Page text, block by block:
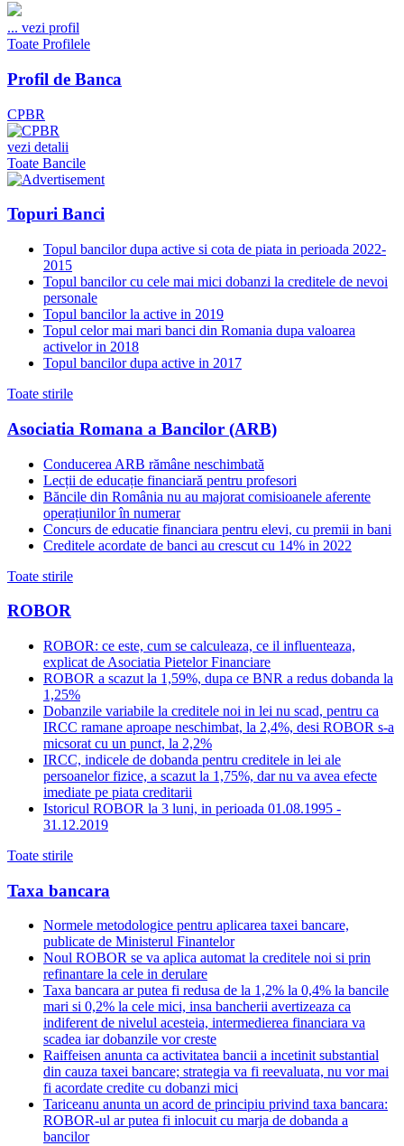
... vezi profil
Toate Profilele
Profil de Banca
CPBR
vezi detalii
Toate Bancile
Topuri Banci
Topul bancilor dupa active si cota de piata in perioada 2022-
2015
Topul bancilor cu cele mai mici dobanzi la creditele de nevoi
personale
Topul bancilor la active in 2019
Topul celor mai mari banci din Romania dupa valoarea
activelor in 2018
Topul bancilor dupa active in 2017
Toate stirile
Asociatia Romana a Bancilor (ARB)
Conducerea ARB rămâne neschimbată
Lecții de educație financiară pentru profesori
Băncile din România nu au majorat comisioanele aferente
operațiunilor în numerar
Concurs de educatie financiara pentru elevi, cu premii in bani
Creditele acordate de banci au crescut cu 14% in 2022
Toate stirile
ROBOR
ROBOR: ce este, cum se calculeaza, ce il influenteaza,
explicat de Asociatia Pietelor Financiare
ROBOR a scazut la 1,59%, dupa ce BNR a redus dobanda la
1,25%
Dobanzile variabile la creditele noi in lei nu scad, pentru ca
IRCC ramane aproape neschimbat, la 2,4%, desi ROBOR s-a
micsorat cu un punct, la 2,2%
IRCC, indicele de dobanda pentru creditele in lei ale
persoanelor fizice, a scazut la 1,75%, dar nu va avea efecte
imediate pe piata creditarii
Istoricul ROBOR la 3 luni, in perioada 01.08.1995 -
31.12.2019
Toate stirile
Taxa bancara
Normele metodologice pentru aplicarea taxei bancare,
publicate de Ministerul Finantelor
Noul ROBOR se va aplica automat la creditele noi si prin
refinantare la cele in derulare
Taxa bancara ar putea fi redusa de la 1,2% la 0,4% la bancile
mari si 0,2% la cele mici, insa bancherii avertizeaza ca
indiferent de nivelul acesteia, intermedierea financiara va
scadea iar dobanzile vor creste
Raiffeisen anunta ca activitatea bancii a incetinit substantial
din cauza taxei bancare; strategia va fi reevaluata, nu vor mai
fi acordate credite cu dobanzi mici
Tariceanu anunta un acord de principiu privind taxa bancara:
ROBOR-ul ar putea fi inlocuit cu marja de dobanda a
bancilor